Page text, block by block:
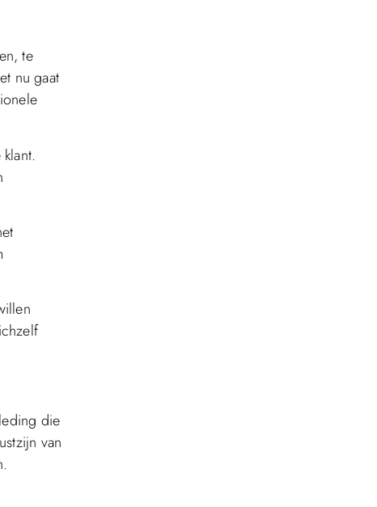
te
nu gaat
die
van